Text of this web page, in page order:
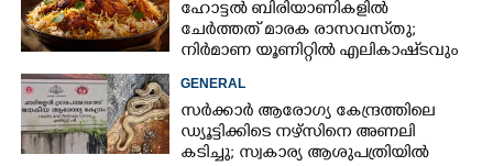
ഹോട്ടൽ ബിരിയാണികളിൽ
ചേർത്തത് മാരക രാസവസ്‌തു;
നിർമാണ യൂണിറ്റിൽ എലികാഷ്‌ടവും
GENERAL
സർക്കാർ ആരോഗ്യ കേന്ദ്രത്തിലെ
ഡ്യൂട്ടിക്കിടെ നഴ്സിനെ അണലി
കടിച്ചു; സ്വകാര്യ ആശുപത്രിയിൽ